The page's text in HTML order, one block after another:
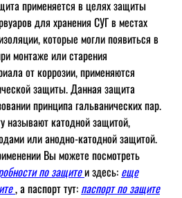
применяется в целях защиты
для хранения СУГ в местах
которые могли появиться в
монтаже или старения
от коррозии, применяются
защиты. Данная защита
принципа гальванических пар.
называют катодной защитой,
или анодно-катодной защитой.
Вы можете посмотреть
по защитеи здесь: еще
, а паспорт тут: паспорт по защите